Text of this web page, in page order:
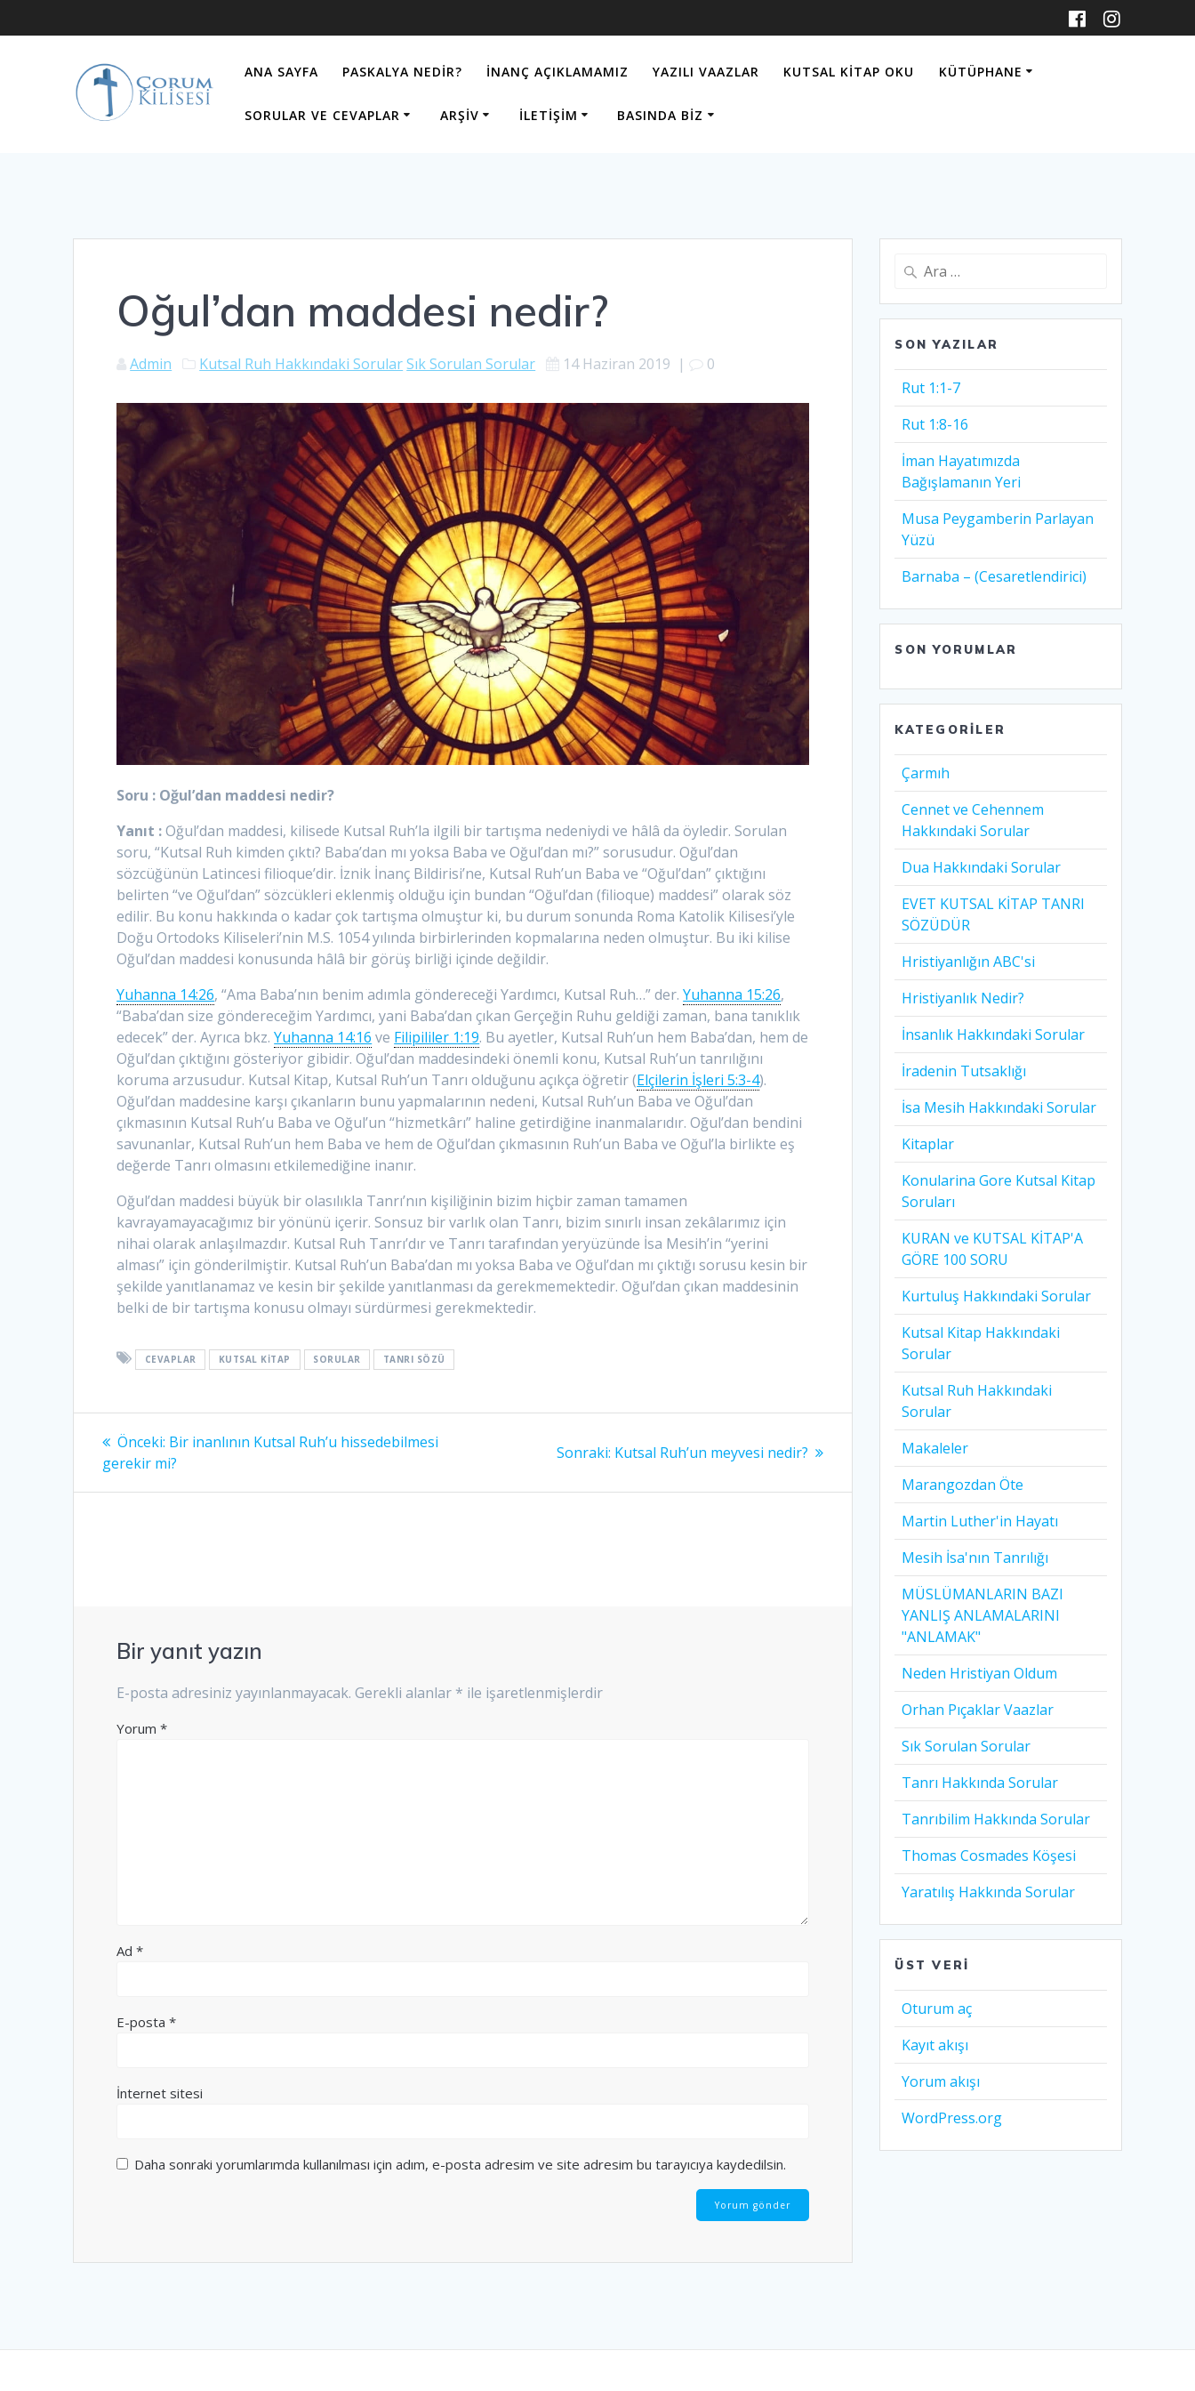
to
ANA SAYFA PASKALYA NEDIR? İNANÇ AÇIKLAMAMIZ YAZILI VAAZLAR KUTSAL KITAP OKU KÜTÜPHANE
SORULAR VE CEVAPLAR ARŞIV İLETIŞIM BASINDA BIZ
Oğul’dan maddesi nedir?
Admin Kutsal Ruh Hakkındaki SorularSık Sorulan Sorular 14 Haziran 2019 | 0
Soru : Oğul’dan maddesi nedir?
Yanıt :Oğul’dan maddesi, kilisede Kutsal Ruh’la ilgili bir tartışma nedeniydi ve hâlâ da öyledir. Sorulan
soru, “Kutsal Ruh kimden çıktı? Baba’dan mı yoksa Baba ve Oğul’dan mı?” sorusudur. Oğul’dan
sözcüğünün Latincesi filioque’dir. İznik İnanç Bildirisi’ne, Kutsal Ruh’un Baba ve “Oğul’dan” çıktığını
belirten “ve Oğul’dan” sözcükleri eklenmiş olduğu için bundan “Oğul’dan (filioque) maddesi” olarak söz
edilir. Bu konu hakkında o kadar çok tartışma olmuştur ki, bu durum sonunda Roma Katolik Kilisesi’yle
Doğu Ortodoks Kiliseleri’nin M.S. 1054 yılında birbirlerinden kopmalarına neden olmuştur. Bu iki kilise
Oğul’dan maddesi konusunda hâlâ bir görüş birliği içinde değildir.
Yuhanna 14:26, “Ama Baba’nın benim adımla göndereceği Yardımcı, Kutsal Ruh…” der.Yuhanna 15:26,
“Baba’dan size göndereceğim Yardımcı, yani Baba’dan çıkan Gerçeğin Ruhu geldiği zaman, bana tanıklık
edecek” der. Ayrıca bkz.Yuhanna 14:16 ve Filipililer 1:19. Bu ayetler, Kutsal Ruh’un hem Baba’dan, hem de
Oğul’dan çıktığını gösteriyor gibidir. Oğul’dan maddesindeki önemli konu, Kutsal Ruh’un tanrılığını
koruma arzusudur. Kutsal Kitap, Kutsal Ruh’un Tanrı olduğunu açıkça öğretir (Elçilerin İşleri 5:3-4).
Oğul’dan maddesine karşı çıkanların bunu yapmalarının nedeni, Kutsal Ruh’un Baba ve Oğul’dan
çıkmasının Kutsal Ruh’u Baba ve Oğul’un “hizmetkârı” haline getirdiğine inanmalarıdır. Oğul’dan bendini
savunanlar, Kutsal Ruh’un hem Baba ve hem de Oğul’dan çıkmasının Ruh’un Baba ve Oğul’la birlikte eş
değerde Tanrı olmasını etkilemediğine inanır.
Oğul’dan maddesi büyük bir olasılıkla Tanrı’nın kişiliğinin bizim hiçbir zaman tamamen
kavrayamayacağımız bir yönünü içerir. Sonsuz bir varlık olan Tanrı, bizim sınırlı insan zekâlarımız için
nihai olarak anlaşılmazdır. Kutsal Ruh Tanrı’dır ve Tanrı tarafından yeryüzünde İsa Mesih’in “yerini
alması” için gönderilmiştir. Kutsal Ruh’un Baba’dan mı yoksa Baba ve Oğul’dan mı çıktığı sorusu kesin bir
şekilde yanıtlanamaz ve kesin bir şekilde yanıtlanması da gerekmemektedir. Oğul’dan çıkan maddesinin
belki de bir tartışma konusu olmayı sürdürmesi gerekmektedir.
CEVAPLAR KUTSAL KITAP SORULAR TANRI SÖZÜ
Yazı
gezinmesi
Önceki: Önceki
yazı:
Bir inanlının Kutsal Ruh’u hissedebilmesi
gerekir mi?
Sonraki: Sonraki
Kutsal Ruh’un meyvesi nedir?
Bir yanıt yazın
E-posta adresiniz yayınlanmayacak. Gerekli alanlar * ile işaretlenmişlerdir
Yorum*
Ad*
E-posta*
İnternet sitesi
Daha sonraki yorumlarımda kullanılması için adım, e-posta adresim ve site adresim bu tarayıcıya kaydedilsin.
Arama:
SON YAZILAR
Rut 1:1-7
Rut 1:8-16
İman Hayatımızda
Bağışlamanın Yeri
Musa Peygamberin Parlayan
Yüzü
Barnaba – (Cesaretlendirici)
SON YORUMLAR
KATEGORILER
Çarmıh​
Cennet ve Cehennem
Hakkındaki Sorular
Dua Hakkındaki Sorular
EVET KUTSAL KİTAP TANRI
SÖZÜDÜR
Hristiyanlığın ABC'si
Hristiyanlık Nedir?
İnsanlık Hakkındaki Sorular
İradenin Tutsaklığı​
İsa Mesih Hakkındaki Sorular
Kitaplar
Konularina Gore Kutsal Kitap
Soruları
KURAN ve KUTSAL KİTAP'A
GÖRE 100 SORU
Kurtuluş Hakkındaki Sorular
Kutsal Kitap Hakkındaki
Sorular
Kutsal Ruh Hakkındaki
Sorular
Makaleler
Marangozdan Öte
Martin Luther'in Hayatı​
Mesih İsa'nın Tanrılığı​
MÜSLÜMANLARIN BAZI
YANLIŞ ANLAMALARINI
"ANLAMAK"
Neden Hristiyan Oldum​
Orhan Pıçaklar Vaazlar
Sık Sorulan Sorular
Tanrı Hakkında Sorular
Tanrıbilim Hakkında Sorular
Thomas Cosmades Köşesi
Yaratılış Hakkında Sorular
ÜST VERI
Oturum aç
Kayıt akışı
Yorum akışı
WordPress.org